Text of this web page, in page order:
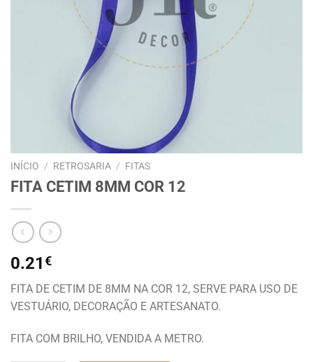
INÍCIO / RETROSARIA / FITAS
FITA CETIM 8MM COR 12
0.21€
FITA DE CETIM DE 8MM NA COR 12, SERVE PARA USO DE
VESTUÁRIO, DECORAÇÃO E ARTESANATO.
FITA COM BRILHO, VENDIDA A METRO.